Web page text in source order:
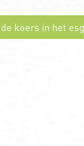
koers in het